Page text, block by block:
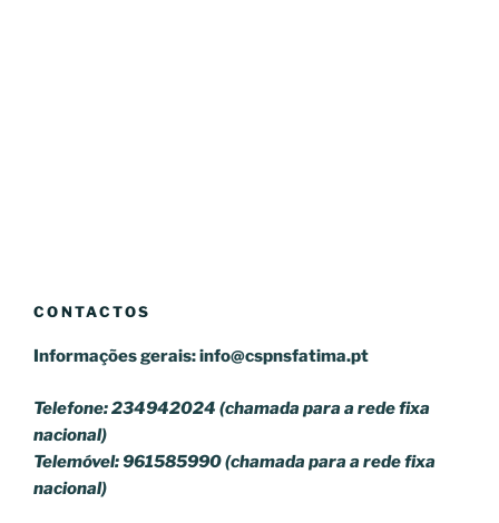
CONTACTOS
Informações gerais:info@cspnsfatima.pt
Telefone: 234942024 (chamada para a rede fixa
nacional)
Telemóvel: 961585990 (chamada para a rede fixa
nacional)